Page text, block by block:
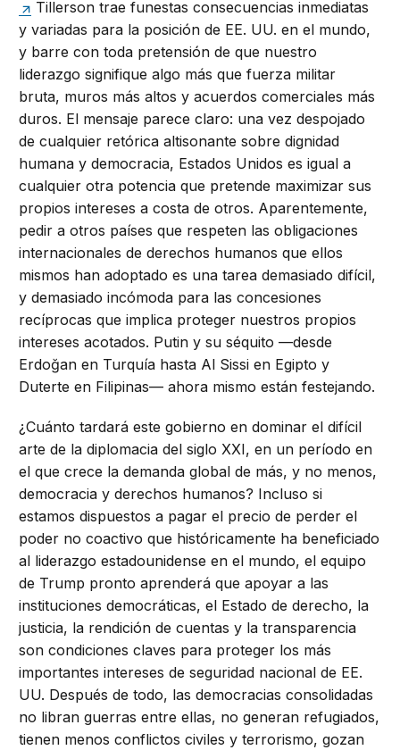
Tillerson trae funestas consecuencias inmediatas
y variadas para la posición de EE. UU. en el mundo,
y barre con toda pretensión de que nuestro
liderazgo signifique algo más que fuerza militar
bruta, muros más altos y acuerdos comerciales más
duros. El mensaje parece claro: una vez despojado
de cualquier retórica altisonante sobre dignidad
humana y democracia, Estados Unidos es igual a
cualquier otra potencia que pretende maximizar sus
propios intereses a costa de otros. Aparentemente,
pedir a otros países que respeten las obligaciones
internacionales de derechos humanos que ellos
mismos han adoptado es una tarea demasiado difícil,
y demasiado incómoda para las concesiones
recíprocas que implica proteger nuestros propios
intereses acotados. Putin y su séquito —desde
Erdoğan en Turquía hasta Al Sissi en Egipto y
Duterte en Filipinas— ahora mismo están festejando.
¿Cuánto tardará este gobierno en dominar el difícil
arte de la diplomacia del siglo XXI, en un período en
el que crece la demanda global de más, y no menos,
democracia y derechos humanos? Incluso si
estamos dispuestos a pagar el precio de perder el
poder no coactivo que históricamente ha beneficiado
al liderazgo estadounidense en el mundo, el equipo
de Trump pronto aprenderá que apoyar a las
instituciones democráticas, el Estado de derecho, la
justicia, la rendición de cuentas y la transparencia
son condiciones claves para proteger los más
importantes intereses de seguridad nacional de EE.
UU. Después de todo, las democracias consolidadas
no libran guerras entre ellas, no generan refugiados,
tienen menos conflictos civiles y terrorismo, gozan